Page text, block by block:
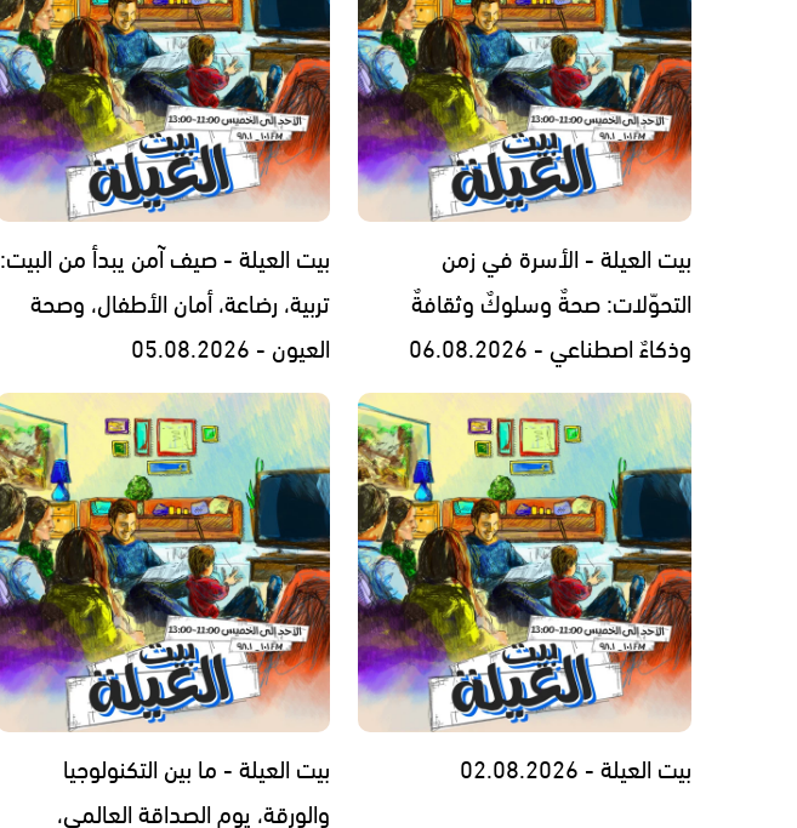
بيت العيلة - الأسرة في زمن
التحوّلات: صحةٌ وسلوكٌ وثقافةٌ
وذكاءٌ اصطناعي - 06.08.2026
بيت العيلة - صيف آمن يبدأ من البيت:
تربية، رضاعة، أمان الأطفال، وصحة
العيون - 05.08.2026
بيت العيلة - 02.08.2026
بيت العيلة - ما بين التكنولوجيا
والورقة، يوم الصداقة العالمي،